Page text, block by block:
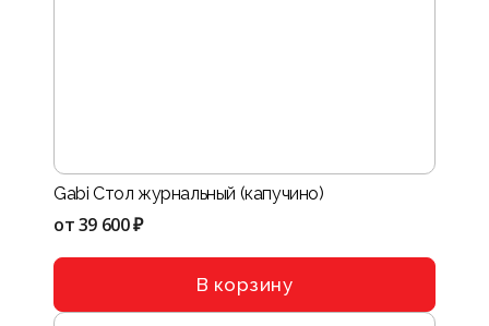
Gabi Стол журнальный (капучино)
от39 600 ₽
В корзину